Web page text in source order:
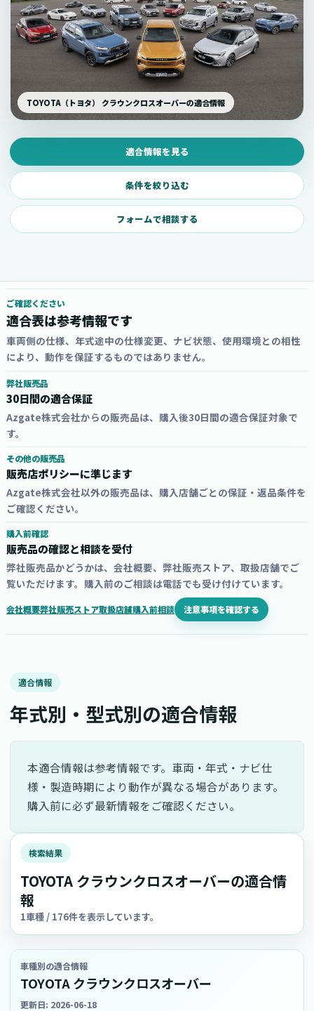
適合情報を見る
条件を絞り込む
フォームで相談する
TOYOTA（トヨタ） クラウンクロスオーバーの適合情報
ご確認ください
適合表は参考情報です
車両側の仕様、年式途中の仕様変更、ナビ状態、使用環境との相性
により、動作を保証するものではありません。
弊社販売品
30日間の適合保証
Azgate株式会社からの販売品は、購入後30日間の適合保証対象で
す。
その他の販売品
販売店ポリシーに準じます
Azgate株式会社以外の販売品は、購入店舗ごとの保証・返品条件を
ご確認ください。
購入前確認
販売品の確認と相談を受付
弊社販売品かどうかは、会社概要、弊社販売ストア、取扱店舗でご
覧いただけます。購入前のご相談は電話でも受け付けています。
会社概要弊社販売ストア取扱店舗購入前相談 注意事項を確認する
適合情報
年式別・型式別の適合情報
本適合情報は参考情報です。車両・年式・ナビ仕
様・製造時期により動作が異なる場合があります。
購入前に必ず最新情報をご確認ください。
検索結果
TOYOTA クラウンクロスオーバーの適合情
報
1車種 / 176件を表示しています。
車種別の適合情報
TOYOTA クラウンクロスオーバー
更新日: 2026-06-18